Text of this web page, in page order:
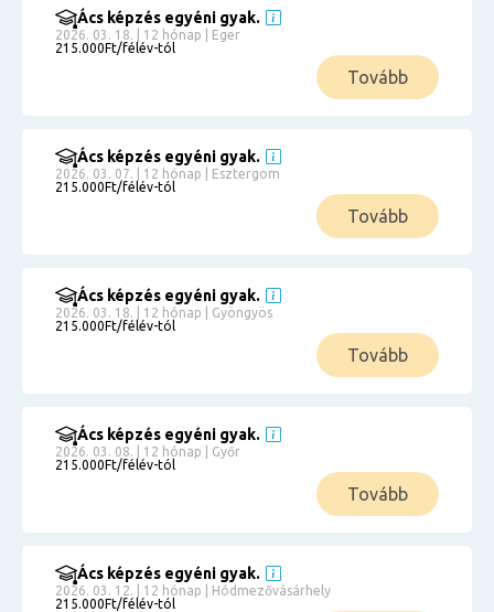
Ács képzés egyéni gyak.
2026. 03. 18. | 12 hónap | Eger
215.000Ft/félév-tól
Tovább
Ács képzés egyéni gyak.
2026. 03. 07. | 12 hónap | Esztergom
215.000Ft/félév-tól
Tovább
Ács képzés egyéni gyak.
2026. 03. 18. | 12 hónap | Gyöngyös
215.000Ft/félév-tól
Tovább
Ács képzés egyéni gyak.
2026. 03. 08. | 12 hónap | Győr
215.000Ft/félév-tól
Tovább
Ács képzés egyéni gyak.
2026. 03. 12. | 12 hónap | Hódmezővásárhely
215.000Ft/félév-tól